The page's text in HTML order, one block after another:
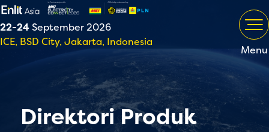
22-24September 2026
ICE, BSD City, Jakarta, Indonesia
Menu
Direktori Produk